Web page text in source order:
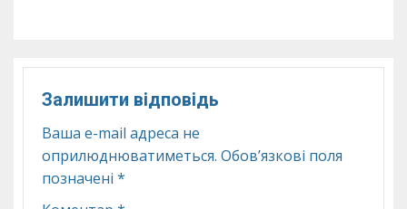
Залишити відповідь
Ваша e-mail адреса не
оприлюднюватиметься. Обов’язкові поля
позначені *